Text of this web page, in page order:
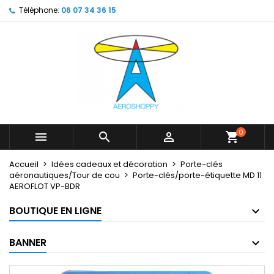
Téléphone: 06 07 34 36 15
   shopping_cart0
Accueil Idées cadeaux et décoration
Porte-clés
aéronautiques/Tour de cou
Porte-clés/porte-étiquette MD 11
AEROFLOT VP-BDR
BOUTIQUE EN LIGNE
BANNER
My wishlists ×
Create new list
Créer une liste d'envies ×
Nom de la liste d'envies
Connexion ×
Vous devez être connecté pour ajouter des produits
Annuler